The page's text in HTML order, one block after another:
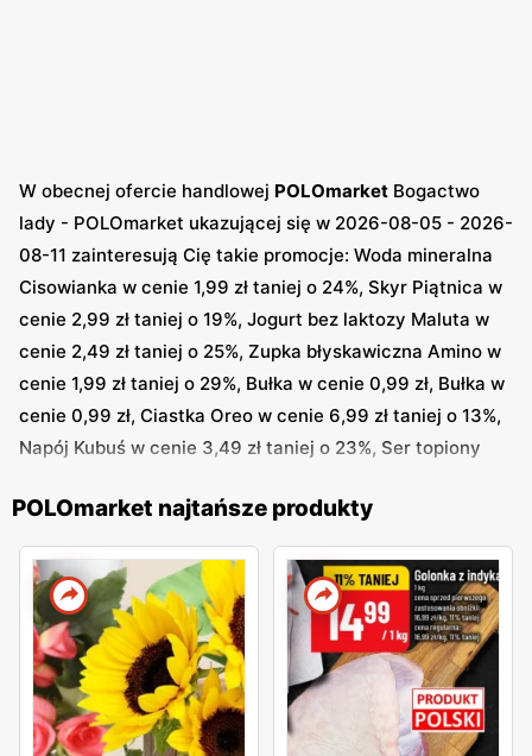
W obecnej ofercie handlowej POLOmarket Bogactwo
lady - POLOmarket ukazującej się w 2026-08-05 - 2026-
08-11 zainteresują Cię takie promocje: Woda mineralna
Cisowianka w cenie 1,99 zł taniej o 24%, Skyr Piątnica w
cenie 2,99 zł taniej o 19%, Jogurt bez laktozy Maluta w
cenie 2,49 zł taniej o 25%, Zupka błyskawiczna Amino w
cenie 1,99 zł taniej o 29%, Bułka w cenie 0,99 zł, Bułka w
cenie 0,99 zł, Ciastka Oreo w cenie 6,99 zł taniej o 13%,
Napój Kubuś w cenie 3,49 zł taniej o 23%, Ser topiony
Sadownicy w cenie 5,49 zł taniej o 16% i inne
W innej w gazetcePOLOmarketFrikasowe Hity od środy
- POLOmarket w dniach 2026-08-05 - 2026-08-11
możesz znaleźć takie super oferty: Śmietanka Łaciata w
cenie 3 zł taniej o 34%, Schab wędzony Pekpol w cenie 4
zł taniej o 34%, Ser Mlekovita w cenie 7 zł taniej o 23%,
Lody Kinder w cenie 5 zł taniej o 29%, Pasta do butów
POLOmarket najtańsze produkty